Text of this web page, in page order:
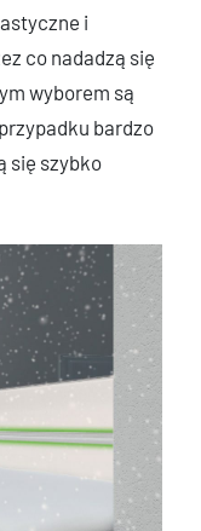
i
co nadadzą się
wyborem są
bardzo
się szybko